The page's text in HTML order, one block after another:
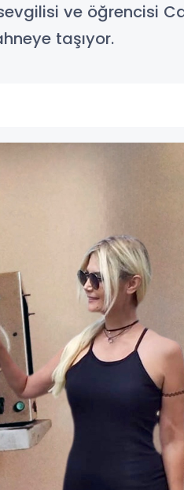
ve öğrencisi
taşıyor.